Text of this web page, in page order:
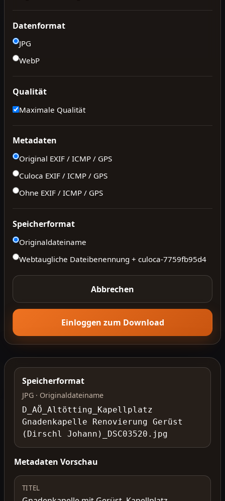
Datenformat
JPG
WebP
Qualität
Maximale Qualität
Metadaten
Original EXIF / ICMP / GPS
Culoca EXIF / ICMP / GPS
Ohne EXIF / ICMP / GPS
Speicherformat
Originaldateiname
Webtaugliche Dateibenennung + culoca-7759fb95d4
Abbrechen
Einloggen zum Download
Speicherformat
JPG · Originaldateiname
D_AÖ_Altötting_Kapellplatz
Gnadenkapelle Renovierung Gerüst
(Dirschl Johann)_DSC03520.jpg
Metadaten Vorschau
TITEL